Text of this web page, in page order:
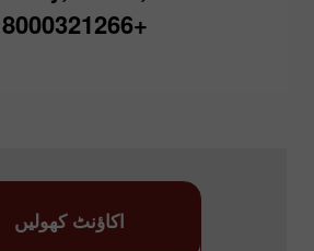
+9718000321266
اکاؤنٹ کھولیں